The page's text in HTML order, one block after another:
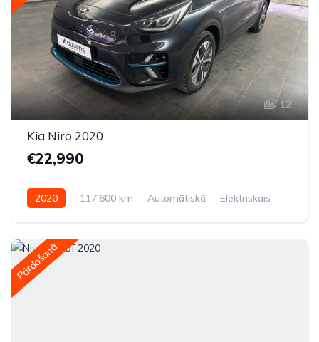
12
Kia Niro 2020
€22,990
2020 117,600 km Automātiskā
Elektriskais
Pārdošanā